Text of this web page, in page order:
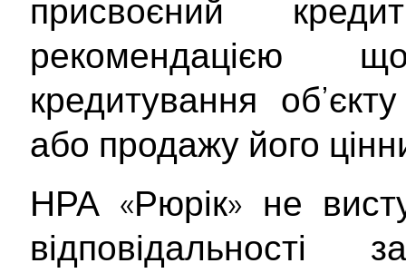
присвоєний
рекомендацією
кредитування
або продажу його
НРА «Рюрік» не